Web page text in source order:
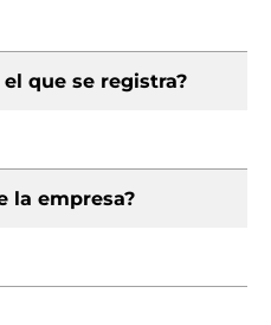
que se registra?
la empresa?